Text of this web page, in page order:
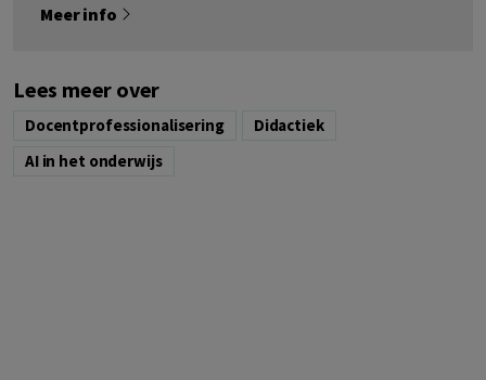
Meer info
Lees meer over
Docentprofessionalisering
Didactiek
AI in het onderwijs